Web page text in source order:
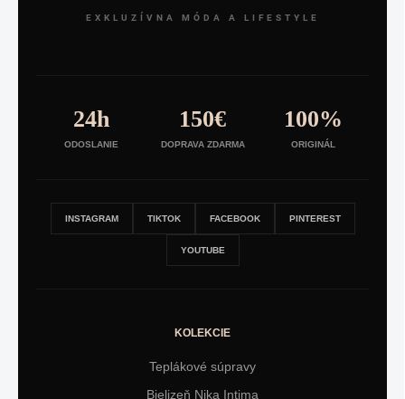
EXKLUZÍVNA MÓDA A LIFESTYLE
24h
ODOSLANIE
150€
DOPRAVA ZDARMA
100%
ORIGINÁL
INSTAGRAM TIKTOK FACEBOOK PINTEREST
YOUTUBE
KOLEKCIE
Teplákové súpravy
Bielizeň Nika Intima